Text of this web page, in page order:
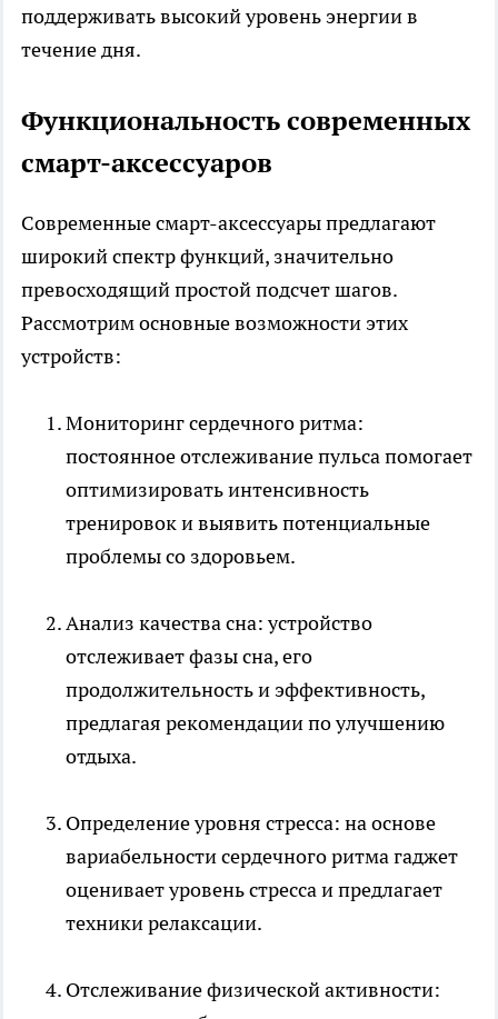
поддерживать высокий уровень энергии в
течение дня.
Функциональность современных
смарт-аксессуаров
Современные смарт-аксессуары предлагают
широкий спектр функций, значительно
превосходящий простой подсчет шагов.
Рассмотрим основные возможности этих
устройств:
Мониторинг сердечного ритма:
постоянное отслеживание пульса помогает
оптимизировать интенсивность
тренировок и выявить потенциальные
проблемы со здоровьем.
Анализ качества сна: устройство
отслеживает фазы сна, его
продолжительность и эффективность,
предлагая рекомендации по улучшению
отдыха.
Определение уровня стресса: на основе
вариабельности сердечного ритма гаджет
оценивает уровень стресса и предлагает
техники релаксации.
Отслеживание физической активности: